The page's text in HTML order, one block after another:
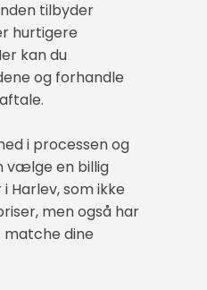
tilbyder
hurtigere
kan du
og forhandle
i processen og
vælge en billig
som ikke
men også har
matche dine